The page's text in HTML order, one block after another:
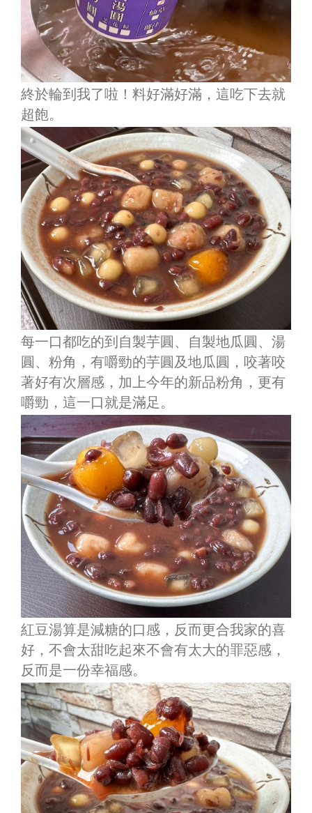
終於輪到我了啦！料好滿好滿，這吃下去就
超飽。
每一口都吃的到自製芋圓、自製地瓜圓、湯
圓、粉角，有嚼勁的芋圓及地瓜圓，咬著咬
著好有次層感，加上今年的新品粉角，更有
嚼勁，這一口就是滿足。
紅豆湯算是減糖的口感，反而更合我家的喜
好，不會太甜吃起來不會有太大的罪惡感，
反而是一份幸福感。